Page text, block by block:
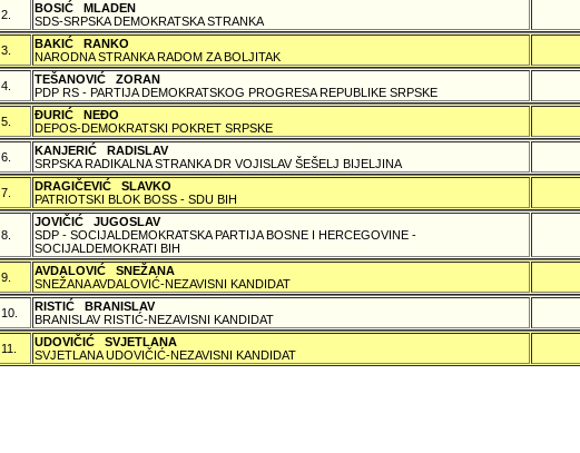
2.
BOSIĆ MLADEN
SDS-SRPSKA DEMOKRATSKA STRANKA
3.
BAKIĆ RANKO
NARODNA STRANKA RADOM ZA BOLJITAK
4.
TEŠANOVIĆ ZORAN
PDP RS - PARTIJA DEMOKRATSKOG PROGRESA REPUBLIKE SRPSKE
5.
ÐURIĆ NEÐO
DEPOS-DEMOKRATSKI POKRET SRPSKE
6.
KANJERIĆ RADISLAV
SRPSKA RADIKALNA STRANKA DR VOJISLAV ŠEŠELJ BIJELJINA
7.
DRAGIČEVIĆ SLAVKO
PATRIOTSKI BLOK BOSS - SDU BIH
8.
JOVIČIĆ JUGOSLAV
SDP - SOCIJALDEMOKRATSKA PARTIJA BOSNE I HERCEGOVINE -
SOCIJALDEMOKRATI BIH
9.
AVDALOVIĆ SNEŽANA
SNEŽANA AVDALOVIĆ-NEZAVISNI KANDIDAT
10.
RISTIĆ BRANISLAV
BRANISLAV RISTIĆ-NEZAVISNI KANDIDAT
11.
UDOVIČIĆ SVJETLANA
SVJETLANA UDOVIČIĆ-NEZAVISNI KANDIDAT